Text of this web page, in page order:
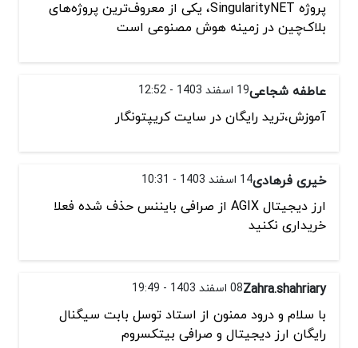
پروژه SingularityNET، یکی از معروف‌ترین پروژه‌های
بلاک‌چین در زمینه هوش مصنوعی است
عاطفه شجاعی19 اسفند 1403 - 12:52
آموزش،ترید رایگان در سایت کریپتونگار
خیری فرهادی14 اسفند 1403 - 10:31
ارز دیجیتال AGIX از صرافی بایننس حذف شده فعلا
خریداری نکنید
Zahra.shahriary08 اسفند 1403 - 19:49
با سلام و درود ممنون از استاد توسل بابت سیگنال
رایگان ارز دیجیتال و صرافی بیتکسروم